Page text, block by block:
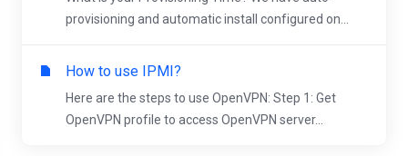
provisioning and automatic install configured on...
How to use IPMI?
Here are the steps to use OpenVPN: Step 1: Get
OpenVPN profile to access OpenVPN server...